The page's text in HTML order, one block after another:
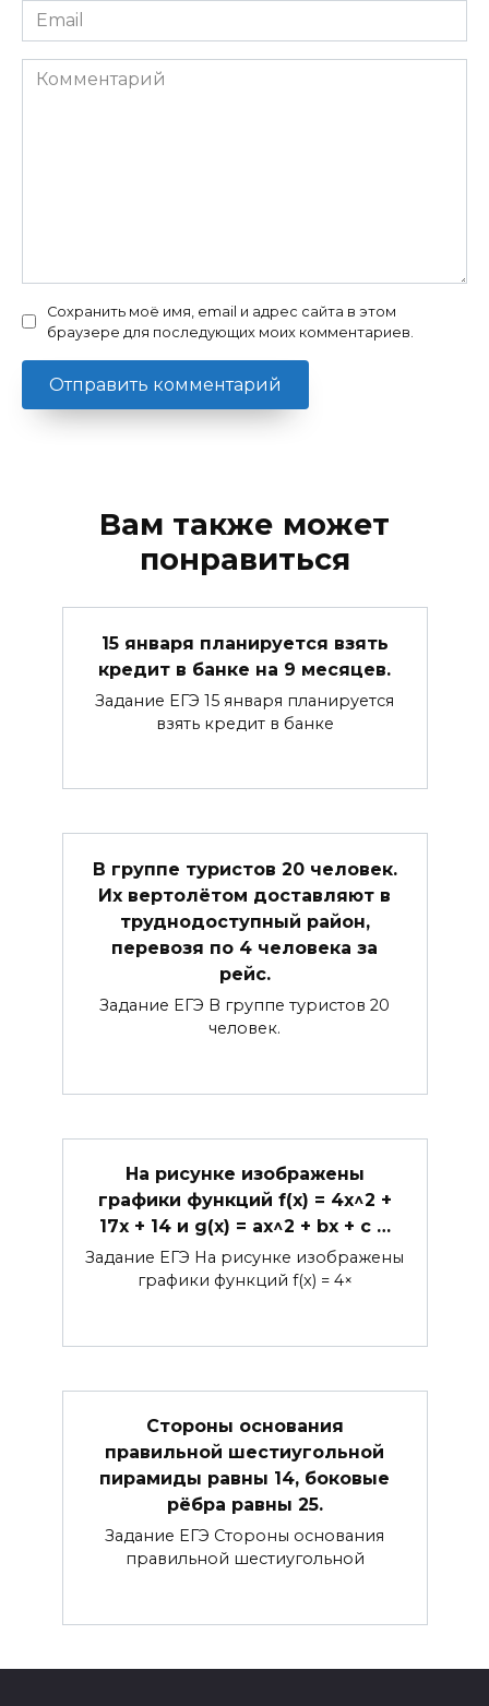
Email
*
Комментарий
Сохранить моё имя, email и адрес сайта в этом
браузере для последующих моих комментариев.
Вам также может
понравиться
15 января планируется взять
кредит в банке на 9 месяцев.
Задание ЕГЭ 15 января планируется
взять кредит в банке
В группе туристов 20 человек.
Их вертолётом доставляют в
труднодоступный район,
перевозя по 4 человека за
рейс.
Задание ЕГЭ В группе туристов 20
человек.
На рисунке изображены
графики функций f(x) = 4x^2 +
17x + 14 и g(x) = ax^2 + bx + c …
Задание ЕГЭ На рисунке изображены
графики функций f(x) = 4×
Стороны основания
правильной шестиугольной
пирамиды равны 14, боковые
рёбра равны 25.
Задание ЕГЭ Стороны основания
правильной шестиугольной